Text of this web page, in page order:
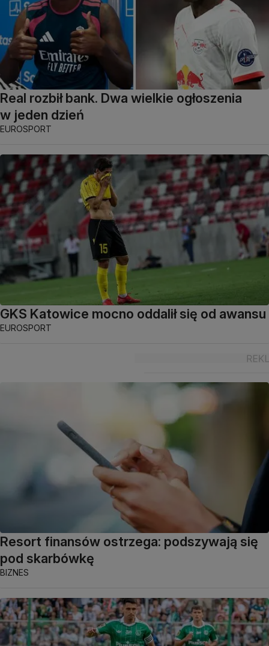
Real rozbił bank. Dwa wielkie ogłoszenia
w jeden dzień
EUROSPORT
GKS Katowice mocno oddalił się od awansu
EUROSPORT
Resort finansów ostrzega: podszywają się
pod skarbówkę
BIZNES